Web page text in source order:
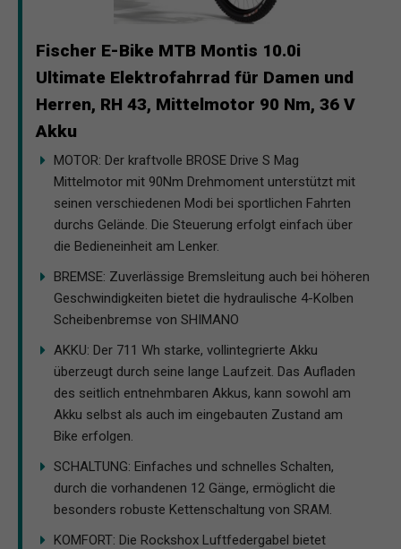
Fischer E-Bike MTB Montis 10.0i
Ultimate Elektrofahrrad für Damen und
Herren, RH 43, Mittelmotor 90 Nm, 36 V
Akku
MOTOR: Der kraftvolle BROSE Drive S Mag
Mittelmotor mit 90Nm Drehmoment unterstützt mit
seinen verschiedenen Modi bei sportlichen Fahrten
durchs Gelände. Die Steuerung erfolgt einfach über
die Bedieneinheit am Lenker.
BREMSE: Zuverlässige Bremsleitung auch bei höheren
Geschwindigkeiten bietet die hydraulische 4-Kolben
Scheibenbremse von SHIMANO
AKKU: Der 711 Wh starke, vollintegrierte Akku
überzeugt durch seine lange Laufzeit. Das Aufladen
des seitlich entnehmbaren Akkus, kann sowohl am
Akku selbst als auch im eingebauten Zustand am
Bike erfolgen.
SCHALTUNG: Einfaches und schnelles Schalten,
durch die vorhandenen 12 Gänge, ermöglicht die
besonders robuste Kettenschaltung von SRAM.
KOMFORT: Die Rockshox Luftfedergabel bietet